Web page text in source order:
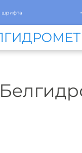
шрифта